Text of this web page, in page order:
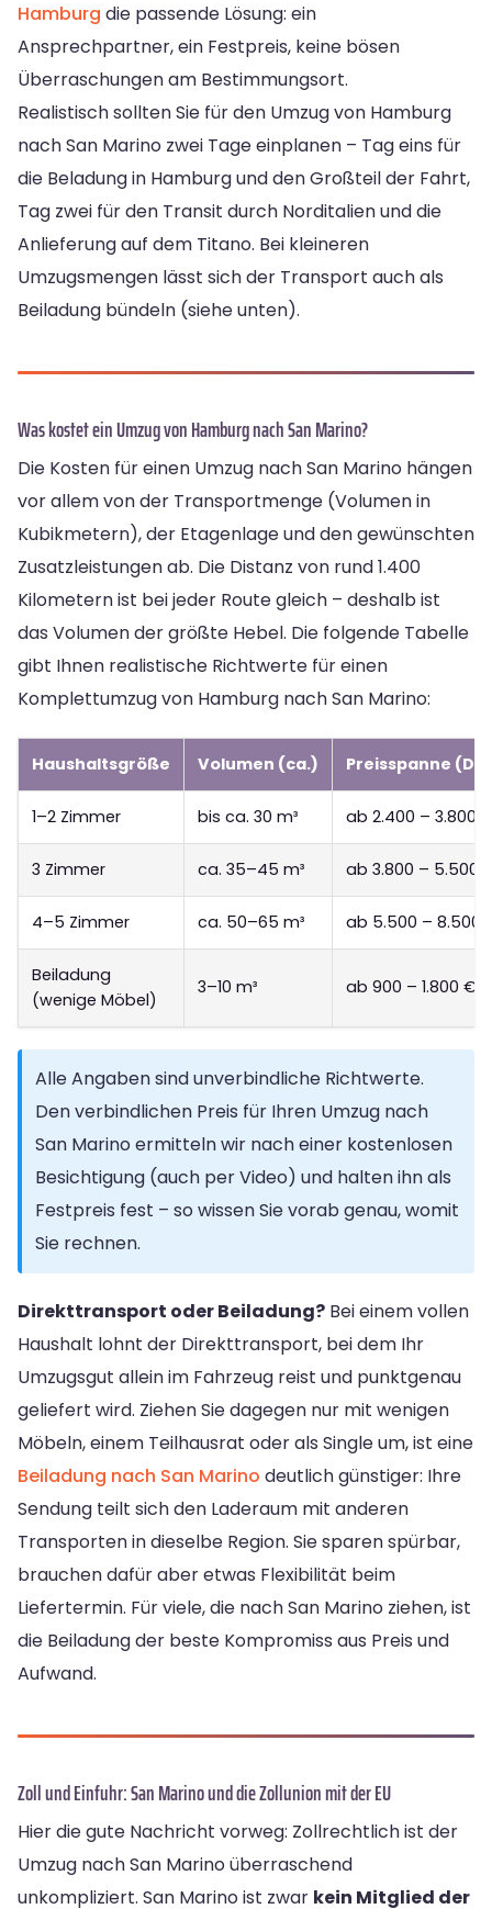
Hamburg die passende Lösung: ein
Ansprechpartner, ein Festpreis, keine bösen
Überraschungen am Bestimmungsort.
Realistisch sollten Sie für den Umzug von Hamburg
nach San Marino zwei Tage einplanen – Tag eins für
die Beladung in Hamburg und den Großteil der Fahrt,
Tag zwei für den Transit durch Norditalien und die
Anlieferung auf dem Titano. Bei kleineren
Umzugsmengen lässt sich der Transport auch als
Beiladung bündeln (siehe unten).
Was kostet ein Umzug von Hamburg nach San Marino?
Die Kosten für einen Umzug nach San Marino hängen
vor allem von der Transportmenge (Volumen in
Kubikmetern), der Etagenlage und den gewünschten
Zusatzleistungen ab. Die Distanz von rund 1.400
Kilometern ist bei jeder Route gleich – deshalb ist
das Volumen der größte Hebel. Die folgende Tabelle
gibt Ihnen realistische Richtwerte für einen
Komplettumzug von Hamburg nach San Marino:
Haushaltsgröße Volumen (ca.) Preisspanne
1–2 Zimmer bis ca. 30 m³ ab 2.400 – 3.800
3 Zimmer ca. 35–45 m³ ab 3.800 – 5.500
4–5 Zimmer ca. 50–65 m³ ab 5.500 – 8.500
Beiladung
(wenige Möbel)
3–10 m³ ab 900 – 1.800 €
Alle Angaben sind unverbindliche Richtwerte.
Den verbindlichen Preis für Ihren Umzug nach
San Marino ermitteln wir nach einer kostenlosen
Besichtigung (auch per Video) und halten ihn als
Festpreis fest – so wissen Sie vorab genau, womit
Sie rechnen.
Direkttransport oder Beiladung? Bei einem vollen
Haushalt lohnt der Direkttransport, bei dem Ihr
Umzugsgut allein im Fahrzeug reist und punktgenau
geliefert wird. Ziehen Sie dagegen nur mit wenigen
Möbeln, einem Teilhausrat oder als Single um, ist eine
Beiladung nach San Marino deutlich günstiger: Ihre
Sendung teilt sich den Laderaum mit anderen
Transporten in dieselbe Region. Sie sparen spürbar,
brauchen dafür aber etwas Flexibilität beim
Liefertermin. Für viele, die nach San Marino ziehen, ist
die Beiladung der beste Kompromiss aus Preis und
Aufwand.
Zoll und Einfuhr: San Marino und die Zollunion mit der EU
Hier die gute Nachricht vorweg: Zollrechtlich ist der
Umzug nach San Marino überraschend
unkompliziert. San Marino ist zwar kein Mitglied der